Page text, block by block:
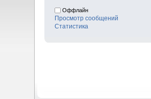
Оффлайн
Просмотр сообщений
Статистика